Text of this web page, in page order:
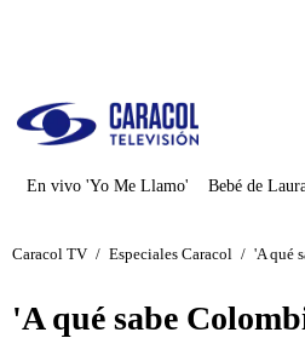
En vivo 'Yo Me Llamo' Bebé de
Caracol TV / Especiales Caracol / 'A qué
'A qué sabe